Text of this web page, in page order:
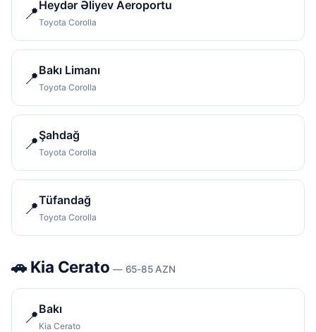
📍Heydər Əliyev Aeroportu
Toyota Corolla
📍Bakı Limanı
Toyota Corolla
📍Şahdağ
Toyota Corolla
📍Tüfandağ
Toyota Corolla
🚗 Kia Cerato— 65-85 AZN
📍Bakı
Kia Cerato